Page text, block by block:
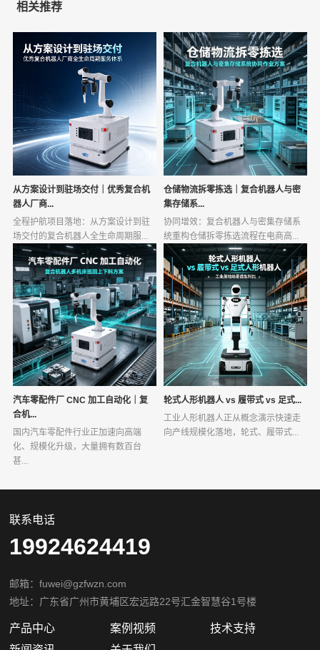
相关推荐
从方案设计到驻场交付｜优秀复合机
器人厂商...
全程护航项目落地：从方案设计到驻
场交付的复合机器人全生命周期服...
仓储物流拆零拣选｜复合机器人与密
集存储系...
协同增效：复合机器人与密集存储系
统重构仓储拆零拣选流程在电商高...
汽车零配件厂 CNC 加工自动化｜复
合机...
国内汽车零配件行业正加速向高端
化、规模化升级，大量拥有数百台
甚...
轮式人形机器人 vs 履带式 vs 足式...
工业人形机器人正从概念演示快速走
向产线规模化落地，轮式、履带式...
联系电话
19924624419
邮箱：fuwei@gzfwzn.com
地址：广东省广州市黄埔区宏远路22号汇金智慧谷1号楼
产品中心 案例视频
技术支持